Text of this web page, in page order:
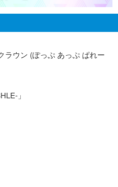
ラウン (ぽっぷ あっぷ ぱれー
」